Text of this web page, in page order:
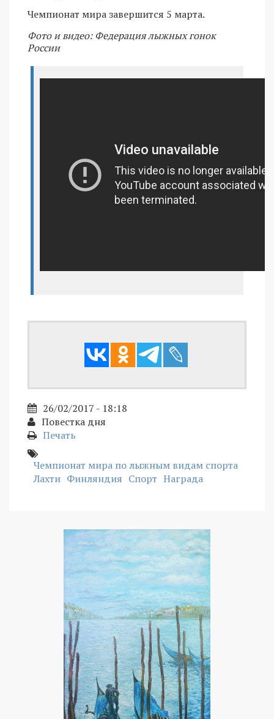
Чемпионат мира завершится 5 марта.
Фото и видео: Федерация лыжных гонок
России
26/02/2017 - 18:18
Повестка дня
Печать
Чемпионат мира по лыжным видам спорта
Лахти Финляндия Спорт Награда